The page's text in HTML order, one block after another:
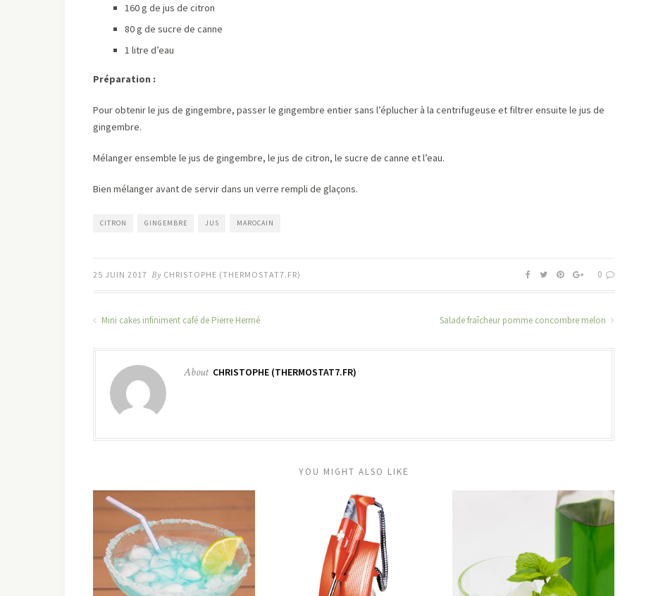
160 g de jus de citron
80 g de sucre de canne
1 litre d’eau
Préparation :
Pour obtenir le jus de gingembre, passer le gingembre entier sans l’éplucher à la centrifugeuse et filtrer ensuite le jus de
gingembre.
Mélanger ensemble le jus de gingembre, le jus de citron, le sucre de canne et l’eau.
Bien mélanger avant de servir dans un verre rempli de glaçons.
CITRON GINGEMBRE JUS MAROCAIN
25 JUIN 2017 By CHRISTOPHE (THERMOSTAT7.FR) 0
Mini cakes infiniment café de Pierre Hermé Salade fraîcheur pomme concombre melon
About CHRISTOPHE (THERMOSTAT7.FR)
YOU MIGHT ALSO LIKE